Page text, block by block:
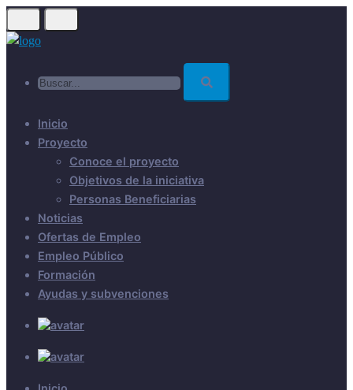
Skip
to
Inicio
Proyecto
Conoce el proyecto
Objetivos de la iniciativa
Personas Beneficiarias
Noticias
Ofertas de Empleo
Empleo Público
Formación
Ayudas y subvenciones